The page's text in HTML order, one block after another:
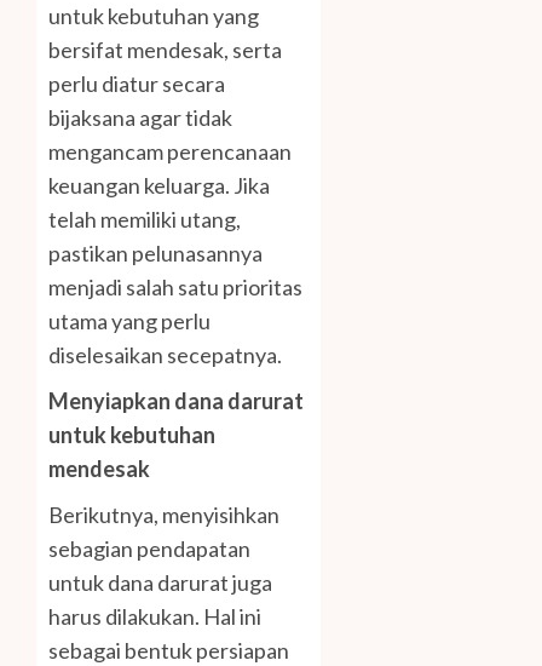
untuk kebutuhan yang
bersifat mendesak, serta
perlu diatur secara
bijaksana agar tidak
mengancam perencanaan
keuangan keluarga. Jika
telah memiliki utang,
pastikan pelunasannya
menjadi salah satu prioritas
utama yang perlu
diselesaikan secepatnya.
Menyiapkan dana darurat
untuk kebutuhan
mendesak
Berikutnya, menyisihkan
sebagian pendapatan
untuk dana darurat juga
harus dilakukan. Hal ini
sebagai bentuk persiapan